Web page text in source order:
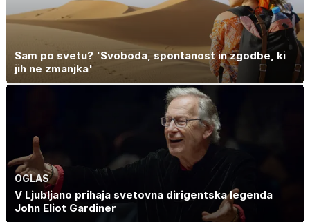
Sam po svetu? 'Svoboda, spontanost in zgodbe, ki
jih ne zmanjka'
OGLAS
V Ljubljano prihaja svetovna dirigentska legenda
John Eliot Gardiner